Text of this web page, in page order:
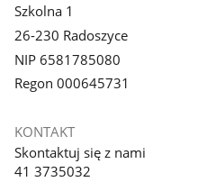
Szkolna 1
26-230 Radoszyce
NIP 6581785080
Regon 000645731
KONTAKT
Skontaktuj się z nami
41 3735032